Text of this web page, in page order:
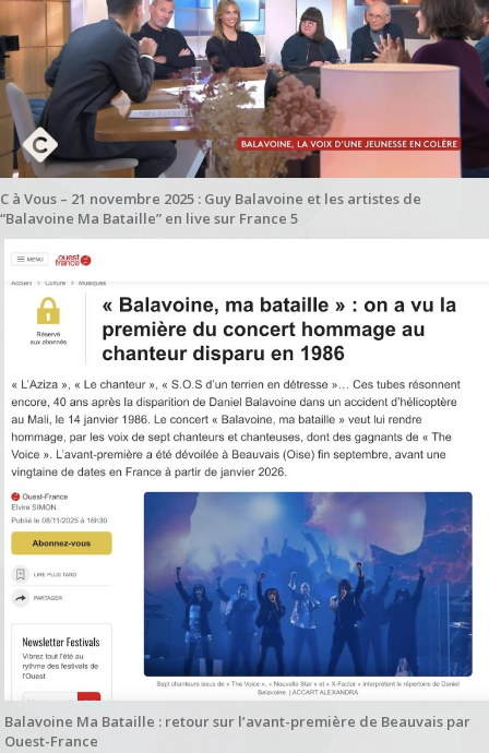
C à Vous – 21 novembre 2025 : Guy Balavoine et les artistes de
“Balavoine Ma Bataille” en live sur France 5
Balavoine Ma Bataille : retour sur l’avant-première de Beauvais par
Ouest-France